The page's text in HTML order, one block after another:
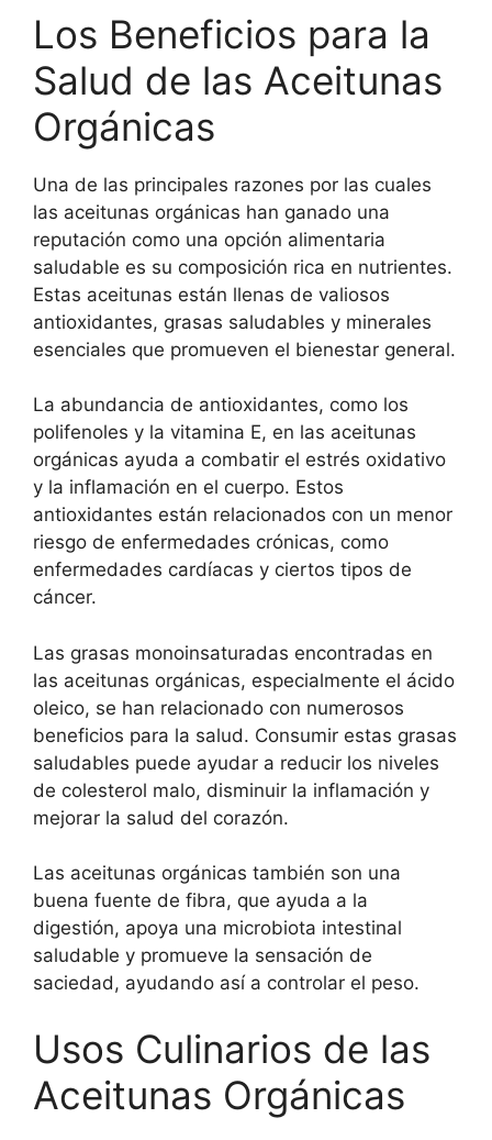
Los Beneficios para la
Salud de las Aceitunas
Orgánicas
Una de las principales razones por las cuales
las aceitunas orgánicas han ganado una
reputación como una opción alimentaria
saludable es su composición rica en nutrientes.
Estas aceitunas están llenas de valiosos
antioxidantes, grasas saludables y minerales
esenciales que promueven el bienestar general.
La abundancia de antioxidantes, como los
polifenoles y la vitamina E, en las aceitunas
orgánicas ayuda a combatir el estrés oxidativo
y la inflamación en el cuerpo. Estos
antioxidantes están relacionados con un menor
riesgo de enfermedades crónicas, como
enfermedades cardíacas y ciertos tipos de
cáncer.
Las grasas monoinsaturadas encontradas en
las aceitunas orgánicas, especialmente el ácido
oleico, se han relacionado con numerosos
beneficios para la salud. Consumir estas grasas
saludables puede ayudar a reducir los niveles
de colesterol malo, disminuir la inflamación y
mejorar la salud del corazón.
Las aceitunas orgánicas también son una
buena fuente de fibra, que ayuda a la
digestión, apoya una microbiota intestinal
saludable y promueve la sensación de
saciedad, ayudando así a controlar el peso.
Usos Culinarios de las
Aceitunas Orgánicas